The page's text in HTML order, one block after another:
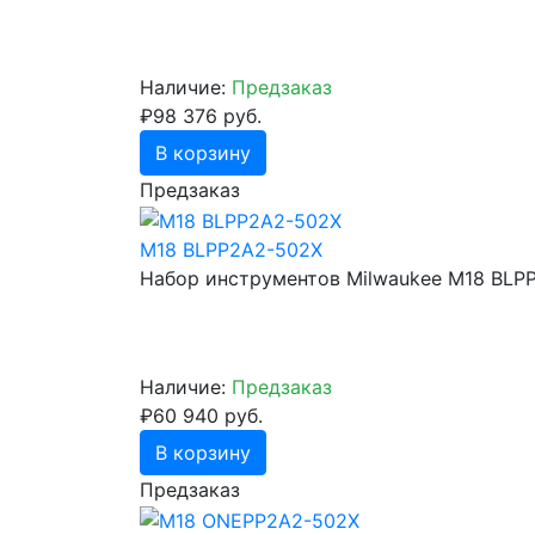
Наличие: Предзаказ
₽98 376 руб.
В корзину
Предзаказ
M18 BLPP2A2-502X
Набор инструментов Milwaukee M18
Наличие: Предзаказ
₽60 940 руб.
В корзину
Предзаказ